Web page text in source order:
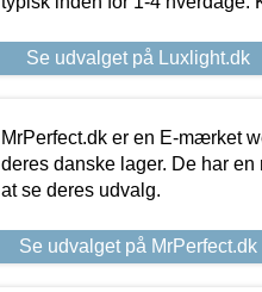
Se udvalget på Luxlight.dk
MrPerfect.dk er en E-mærket
deres danske lager. De har
at se deres udvalg.
Se udvalget på MrPerfect.dk